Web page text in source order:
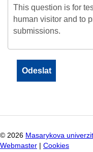
This question is for
human visitor and to
submissions.
© 2026 Masarykova
Webmaster
Cookies